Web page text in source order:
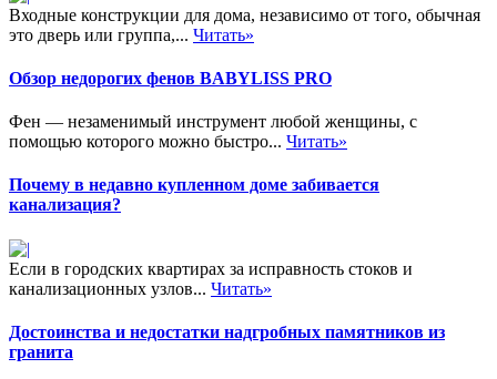
Входные конструкции для дома, независимо от того, обычная
это дверь или группа,... Читать»
Обзор недорогих фенов BABYLISS PRO
Фен — незаменимый инструмент любой женщины, с
помощью которого можно быстро... Читать»
Почему в недавно купленном доме забивается
канализация?
Если в городских квартирах за исправность стоков и
канализационных узлов... Читать»
Достоинства и недостатки надгробных памятников из
гранита